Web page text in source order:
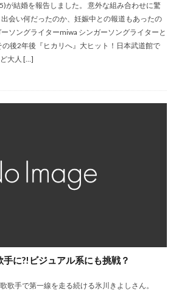
が結婚を報告しました。 意外な組み合わせに驚
会い何だったのか、妊娠中との報道もあったの
ソングライターmiwa シンガーソングライターと
後2年後『ヒカリへ』大ヒット！日本武道館で
大人 […]
に?!ビジュアル系にも挑戦？
歌手で第一線を走る続ける氷川きよしさん。